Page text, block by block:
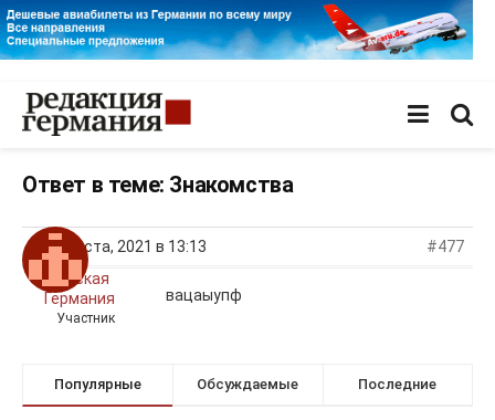
Ответ в теме: Знакомства
30 августа, 2021 в 13:13
#477
Русская
Германия
Участник
вацаыупф
Популярные Обсуждаемые Последние